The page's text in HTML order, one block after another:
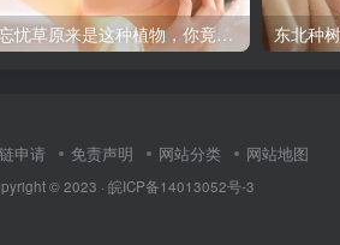
忘忧草原来是这种植物，你竟然不知道！
申请 免责声明 网站分类 网站地图
© 2023 · 皖ICP备14013052号-3